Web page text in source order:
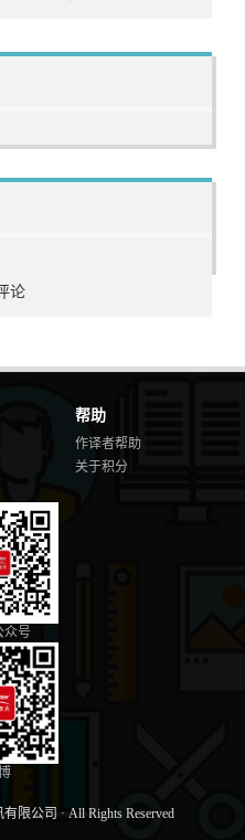
论
帮助
作译者帮助
关于积分
众号
限公司 · All Rights Reserved